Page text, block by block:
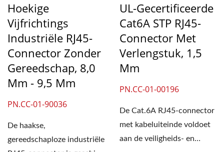
Hoekige
Vijfrichtings
Industriële RJ45-
Connector Zonder
Gereedschap, 8,0
Mm - 9,5 Mm
PN.CC-01-90036
De haakse,
gereedschaploze industriële
UL-Gecertificeerde
Cat6A STP RJ45-
Connector Met
Verlengstuk, 1,5
Mm
PN.CC-01-00196
De Cat.6A RJ45-connector
met kabeluiteinde voldoet
aan de veiligheids- en